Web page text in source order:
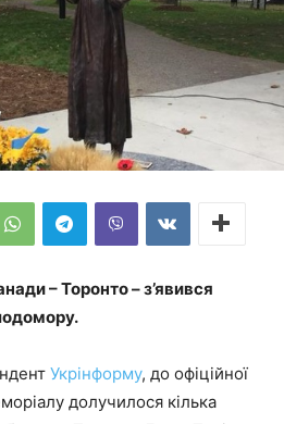
– Торонто – з’явився
Укрінформу, до офіційної
долучилося кілька